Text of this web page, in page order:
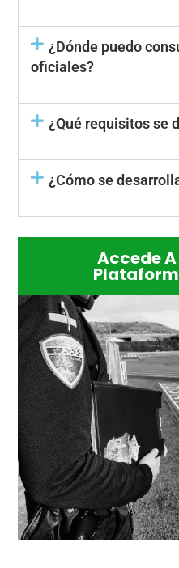
¿Dónde puedo
oficiales?
¿Qué requisitos se
¿Cómo se
Accede